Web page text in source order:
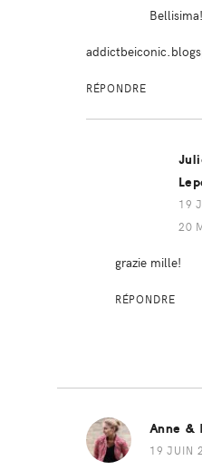
RÉPONDRE
19
20
grazie mille!
RÉPONDRE
Anne &
19 JUIN